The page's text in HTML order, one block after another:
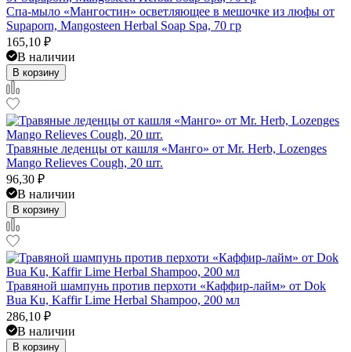
Спа-мыло «Мангостин» осветляющее в мешочке из люфы от
Supaporn, Mangosteen Herbal Soap Spa, 70 гр
165,10 ₽
В наличии
В корзину
Травяные леденцы от кашля «Манго» от Mr. Herb, Lozenges
Mango Relieves Cough, 20 шт.
96,30 ₽
В наличии
В корзину
Травяной шампунь против перхоти «Каффир-лайм» от Dok
Bua Ku, Kaffir Lime Herbal Shampoo, 200 мл
286,10 ₽
В наличии
В корзину